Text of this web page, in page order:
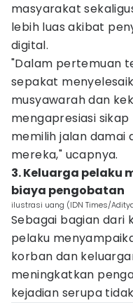
masyarakat
lebih luas akibat
digital.
"Dalam pertemuan
sepakat
musyawarah dan
mengapresiasi
memilih jalan damai
mereka," ucapnya.
3. Keluarga pelaku
biaya pengobatan
ilustrasi uang (IDN Times/
Sebagai bagian dari
pelaku
korban dan
meningkatkan
kejadian serupa